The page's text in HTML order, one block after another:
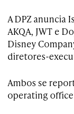
A DPZ anuncia
AKQA, JWT e
Disney
diretores-
Ambos se
operating